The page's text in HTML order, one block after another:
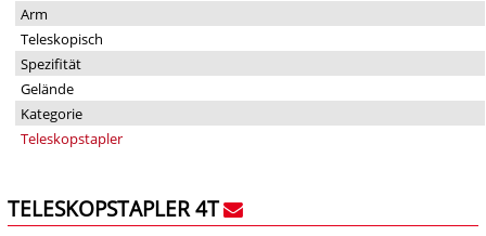
Arm
Teleskopisch
Spezifität
Gelände
Kategorie
Teleskopstapler
TELESKOPSTAPLER 4T